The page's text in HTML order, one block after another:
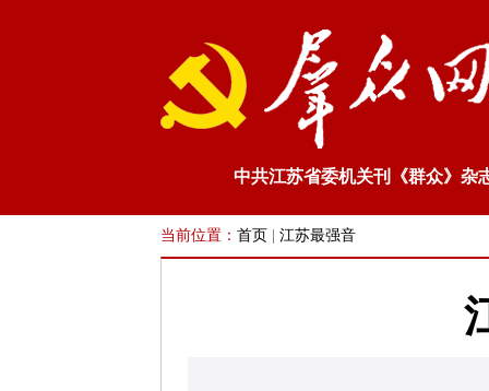
中共江苏省委机关刊《群众》杂
当前位置： 首页 江苏最强音